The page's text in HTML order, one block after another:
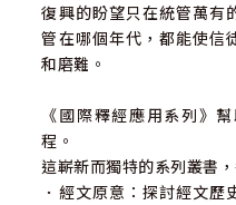
復興的盼望只在統管萬有
管在哪個年代，都能使信
和磨難。
《國際釋經應用系列》
程。
這嶄新而獨特的系列叢書
．經文原意：探討經文